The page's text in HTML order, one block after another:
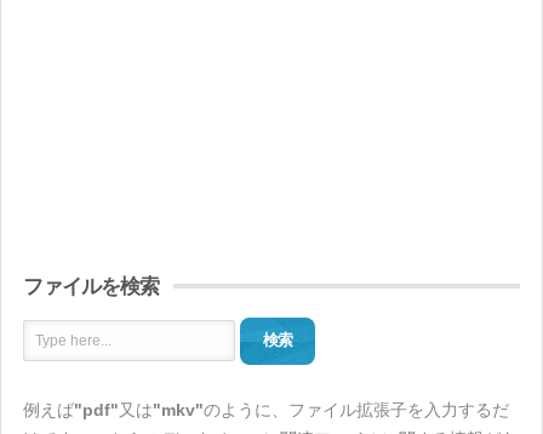
ファイルを検索
検索
例えば"pdf"又は"mkv"のように、ファイル拡張子を入力するだ